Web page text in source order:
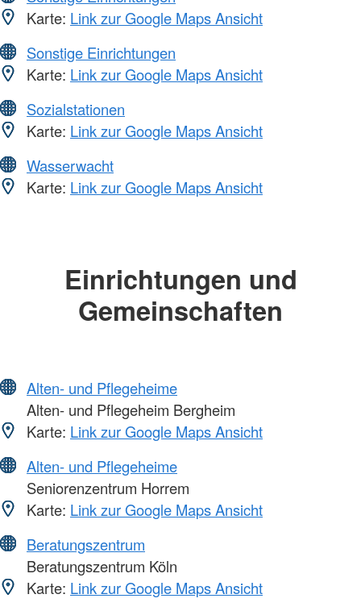
Karte: Link zur Google Maps Ansicht
Sonstige Einrichtungen
Karte: Link zur Google Maps Ansicht
Sozialstationen
Karte: Link zur Google Maps Ansicht
Wasserwacht
Karte: Link zur Google Maps Ansicht
Einrichtungen und
Gemeinschaften
Alten- und Pflegeheime
Alten- und Pflegeheim Bergheim
Karte: Link zur Google Maps Ansicht
Alten- und Pflegeheime
Seniorenzentrum Horrem
Karte: Link zur Google Maps Ansicht
Beratungszentrum
Beratungszentrum Köln
Karte: Link zur Google Maps Ansicht